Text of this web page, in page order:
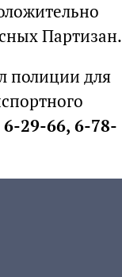
Партизан.
полиции для
6-29-66, 6-78-